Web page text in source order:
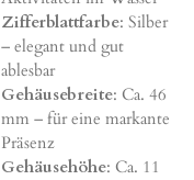
Zifferblattfarbe: Silber
– elegant und gut
ablesbar
Gehäusebreite: Ca. 46
mm – für eine markante
Präsenz
Gehäusehöhe: Ca. 11